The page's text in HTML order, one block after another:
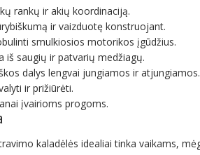
rankų ir akių koordinaciją.
ir vaizduotę konstruojant.
smulkiosios motorikos įgūdžius.
iš saugių ir patvarių medžiagų.
dalys lengvai jungiamos ir atjungiamos.
ir prižiūrėti.
įvairioms progoms.
kaladėlės idealiai tinka vaikams,